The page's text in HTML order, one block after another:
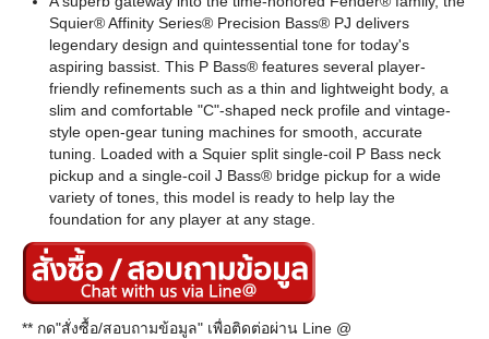
Squier® Affinity Series® Precision Bass® PJ delivers
legendary design and quintessential tone for today's
aspiring bassist. This P Bass® features several player-
friendly refinements such as a thin and lightweight body, a
slim and comfortable "C"-shaped neck profile and vintage-
style open-gear tuning machines for smooth, accurate
tuning. Loaded with a Squier split single-coil P Bass neck
pickup and a single-coil J Bass® bridge pickup for a wide
variety of tones, this model is ready to help lay the
foundation for any player at any stage.
** กด"สั่งซื้อ/สอบถามข้อมูล" เพื่อติดต่อผ่าน Line @